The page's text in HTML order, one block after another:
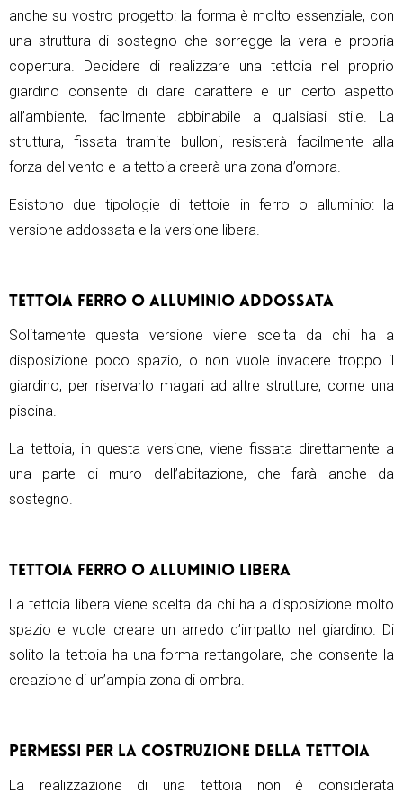
anche su vostro progetto: la forma è molto essenziale, con
una struttura di sostegno che sorregge la vera e propria
copertura. Decidere di realizzare una tettoia nel proprio
giardino consente di dare carattere e un certo aspetto
all’ambiente, facilmente abbinabile a qualsiasi stile. La
struttura, fissata tramite bulloni, resisterà facilmente alla
forza del vento e la tettoia creerà una zona d’ombra.
Esistono due tipologie di tettoie in ferro o alluminio: la
versione addossata e la versione libera.
TETTOIA FERRO O ALLUMINIO ADDOSSATA
Solitamente questa versione viene scelta da chi ha a
disposizione poco spazio, o non vuole invadere troppo il
giardino, per riservarlo magari ad altre strutture, come una
piscina.
La tettoia, in questa versione, viene fissata direttamente a
una parte di muro dell’abitazione, che farà anche da
sostegno.
TETTOIA FERRO O ALLUMINIO LIBERA
La tettoia libera viene scelta da chi ha a disposizione molto
spazio e vuole creare un arredo d’impatto nel giardino. Di
solito la tettoia ha una forma rettangolare, che consente la
creazione di un’ampia zona di ombra.
PERMESSI PER LA COSTRUZIONE DELLA TETTOIA
La realizzazione di una tettoia non è considerata